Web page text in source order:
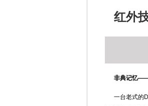
红外
非典记忆——
一台老式的